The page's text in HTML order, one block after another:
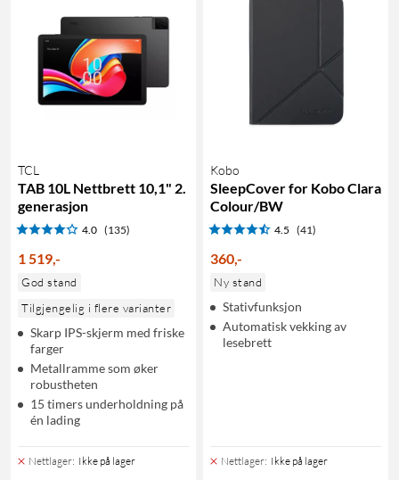
TCL
TAB 10L Nettbrett 10,1" 2.
generasjon
4.0 (135)
1 519,-
God stand
Tilgjengelig i flere varianter
Skarp IPS-skjerm med friske
farger
Metallramme som øker
robustheten
15 timers underholdning på
én lading
Nettlager: Ikke på lager
Kobo
SleepCover for Kobo Clara
Colour/BW
4.5 (41)
360,-
Ny stand
Stativfunksjon
Automatisk vekking av
lesebrett
Nettlager: Ikke på lager